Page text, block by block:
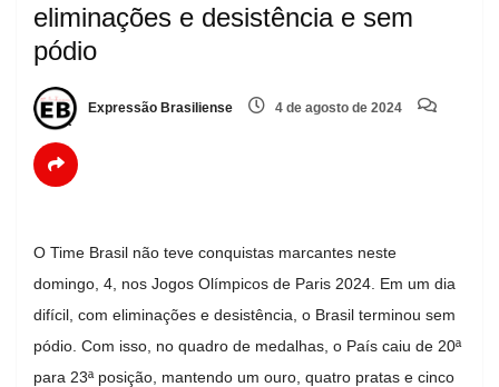
eliminações e desistência e sem
pódio
Expressão Brasiliense 4 de agosto de 2024
O Time Brasil não teve conquistas marcantes neste
domingo, 4, nos Jogos Olímpicos de Paris 2024. Em um dia
difícil, com eliminações e desistência, o Brasil terminou sem
pódio. Com isso, no quadro de medalhas, o País caiu de 20ª
para 23ª posição, mantendo um ouro, quatro pratas e cinco